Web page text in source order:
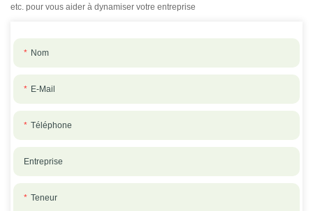
etc. pour vous aider à dynamiser votre entreprise
Nom
E-Mail
Téléphone
Entreprise
Teneur